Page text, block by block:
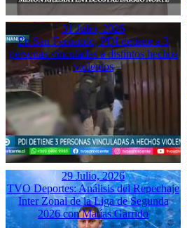
31 Julio, 2026
En San Fernando, PDI detiene a 3
personas vinculadas a distintos hechos
violentos
29 Julio, 2026
TVO Deportes: Análisis del Repechaje
Inter Zonal de la Liga de Segunda
2026 con Matías Garrido